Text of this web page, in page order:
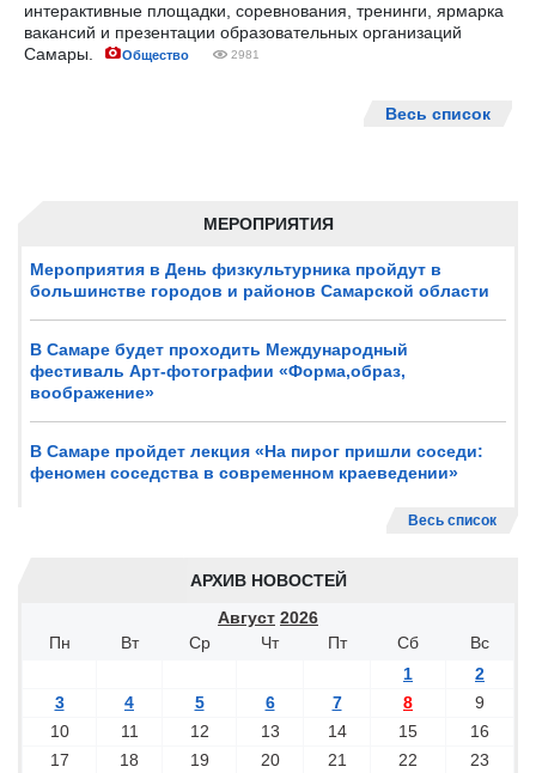
МЕРОПРИЯТИЯ
Мероприятия в День физкультурника пройдут в
большинстве городов и районов Самарской области
В Самаре будет проходить Международный
фестиваль Арт-фотографии «Форма,образ,
воображение»
В Самаре пройдет лекция «На пирог пришли соседи:
феномен соседства в современном краеведении»
Весь список
АРХИВ НОВОСТЕЙ
Август 2026
Пн
Вт Ср Чт Пт Сб
Вс
1
2
3
4 5 6 7 8
9
10
11 12 13 14 15
16
17
18 19 20 21 22 23
интерактивные площадки, соревнования, тренинги, ярмарка
вакансий и презентации образовательных организаций
Самары.
Общество 2981
Весь список